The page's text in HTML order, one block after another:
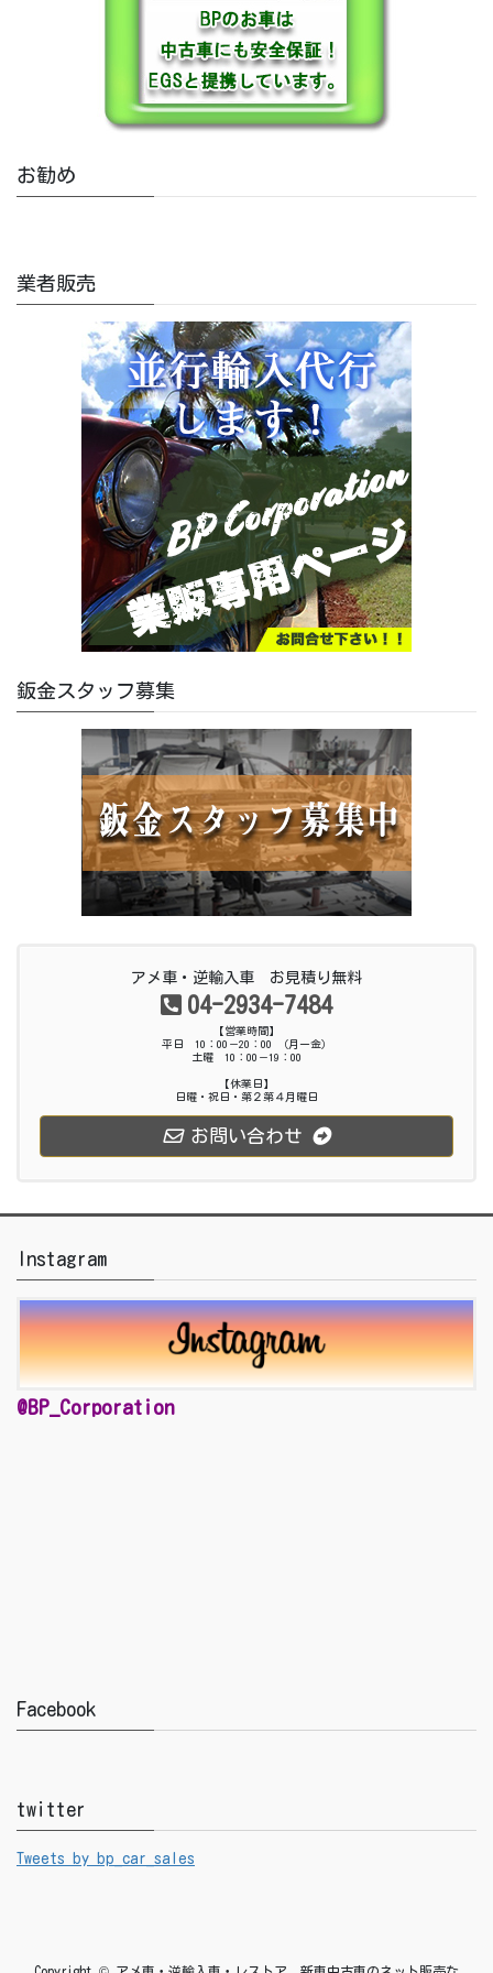
お勧め
業者販売
鈑金スタッフ募集
アメ車・逆輸入車 お見積り無料
04-2934-7484
【営業時間】
平日 10：00－20：00 （月ー金）
土曜 10：00－19：00
【休業日】
日曜・祝日・第２第４月曜日
お問い合わせ
Instagram
@BP_Corporation
Facebook
twitter
Tweets by bp_car_sales